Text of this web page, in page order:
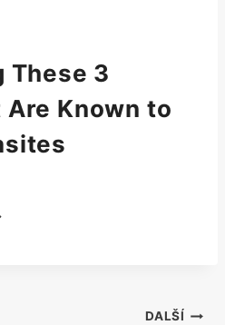
These 3
Are Known to
DALŠÍ